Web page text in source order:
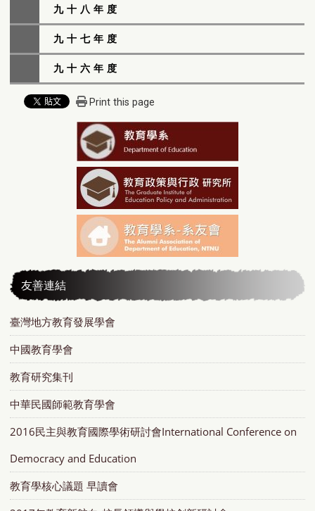
九十八年度
九十七年度
九十六年度
Print this page
友善連結
臺灣地方教育發展學會
中國教育學會
教育研究集刊
中華民國師範教育學會
2016民主與教育國際學術研討會International Conference on
Democracy and Education
教育學核心議題 早讀會